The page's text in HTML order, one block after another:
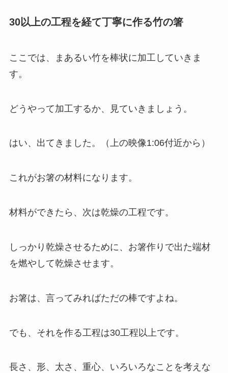
30以上の工程を経て丁寧に作る竹の箸
ここでは、まあるい竹を棒状に加工していきま
す。
どうやって加工するか、見ていきましょう。
はい、出てきました。（上の映像1:06付近から）
これがお箸の材料になります。
材料ができたら、次は乾燥の工程です。
しっかり乾燥させるために、お箸作りで出た端材
を燃やして乾燥させます。
お箸は、言ってみればただの棒ですよね。
でも、それを作る工程は30工程以上です。
長さ、形、太さ、重心、いろいろなことを考えな